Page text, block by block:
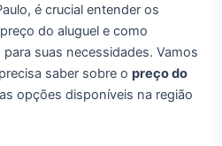
é crucial entender os
do aluguel e como
suas necessidades. Vamos
saber sobre opreço do
opções disponíveis na região